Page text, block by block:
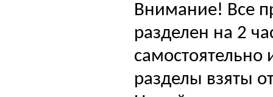
Внимание! Все
разделен на 2
самостоятельно
разделы взяты